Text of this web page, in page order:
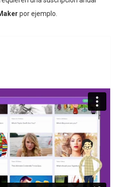
por ejemplo.